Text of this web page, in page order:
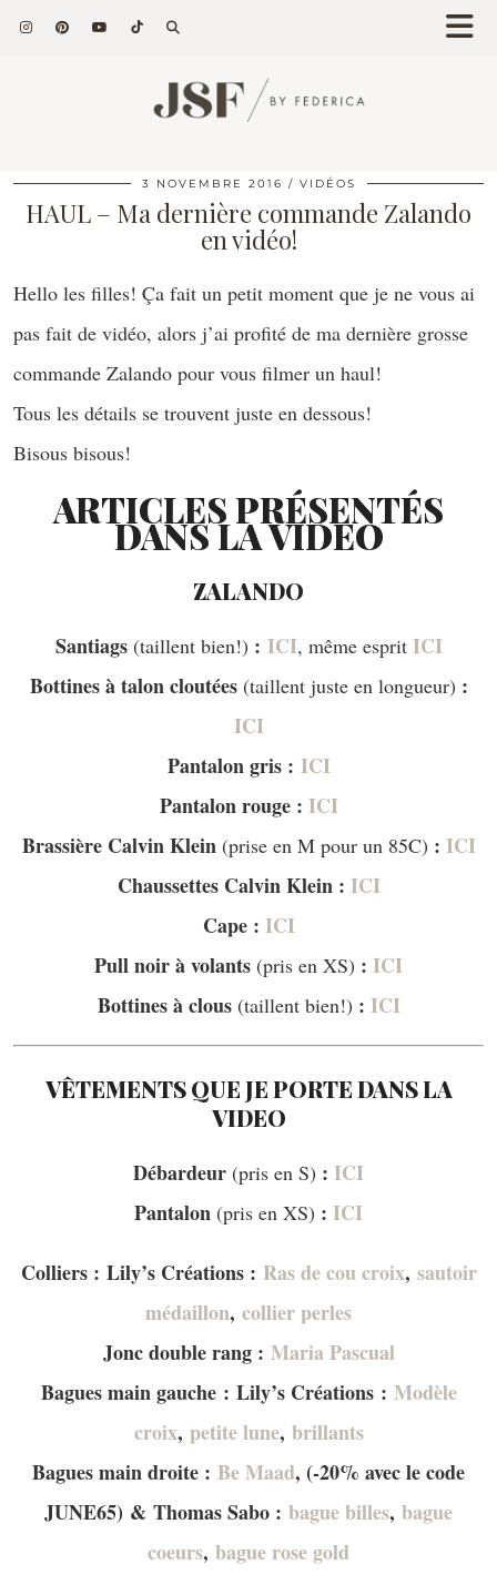
3 NOVEMBRE 2016 VIDÉOS
HAUL – Ma dernière commande Zalando
en vidéo!
Hello les filles! Ça fait un petit moment que je ne vous ai
pas fait de vidéo, alors j’ai profité de ma dernière grosse
commande Zalando pour vous filmer un haul!
Tous les détails se trouvent juste en dessous!
Bisous bisous!
ARTICLES PRÉSENTÉS
DANS LA VIDEO
ZALANDO
Santiags (taillent bien!) : ICI, même espritICI
Bottines à talon cloutées (taillent juste en longueur) :
ICI
Pantalon gris : ICI
Pantalon rouge : ICI
Brassière Calvin Klein (prise en M pour un 85C) : ICI
Chaussettes Calvin Klein : ICI
Cape : ICI
Pull noir à volants (pris en XS) : ICI
Bottines à clous (taillent bien!) : ICI
VÊTEMENTS QUE JE PORTE DANS LA
VIDEO
Débardeur (pris en S) : ICI
Pantalon (pris en XS) : ICI
Colliers : Lily’s Créations : Ras de cou croix, sautoir
médaillon, collier perles
Jonc double rang : Maria Pascual
Bagues main gauche : Lily’s Créations : Modèle
croix, petite lune, brillants
Bagues main droite : Be Maad, (-20% avec le code
JUNE65) & Thomas Sabo : bague billes, bague
coeurs, bague rose gold